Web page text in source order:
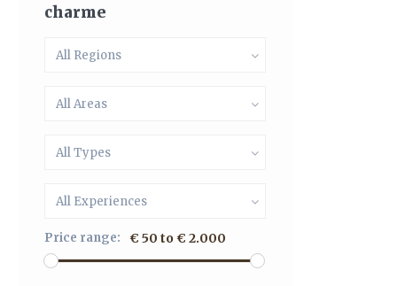
charme
All Regions
All Areas
All Types
All Experiences
Price range: € 50 to € 2.000